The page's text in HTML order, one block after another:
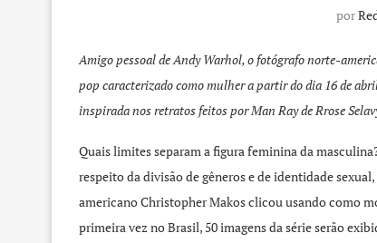
por
Amigo pessoal de Andy Warhol, o fotógrafo norte-
pop caracterizado como mulher a partir do dia 16 de
inspirada nos retratos feitos por Man Ray de Rrose
Quais limites separam a figura feminina da
respeito da divisão de gêneros e de identidade
americano Christopher Makos clicou usando como
primeira vez no Brasil, 50 imagens da série serão